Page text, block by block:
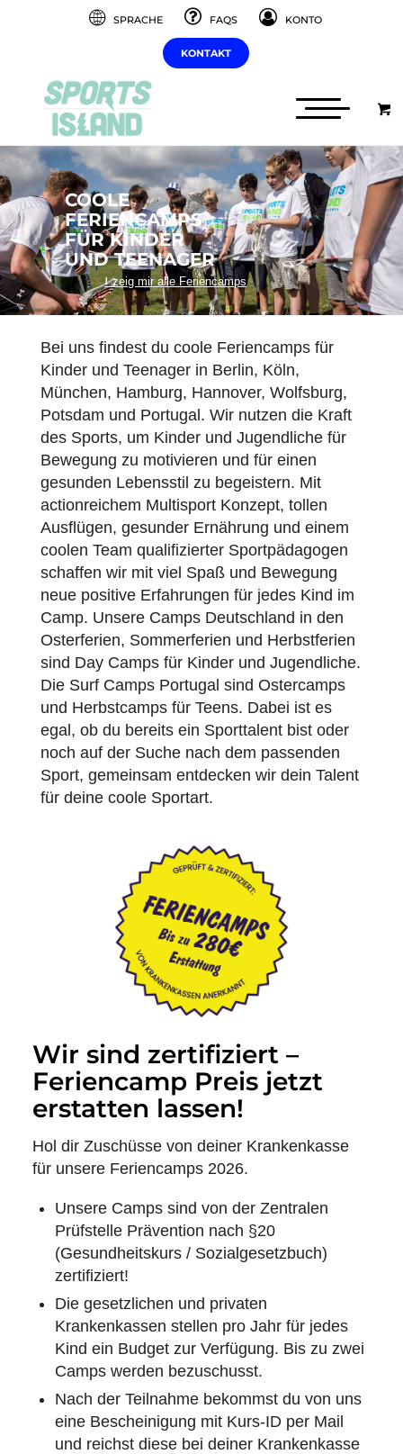
SPRACHE FAQS KONTO
KONTAKT
COOLE
FERIENCAMPS
FÜR KINDER
UND TEENAGER
⭣ zeig mir alle Feriencamps
Bei uns findest du coole Feriencamps für
Kinder und Teenager in Berlin, Köln,
München, Hamburg, Hannover, Wolfsburg,
Potsdam und Portugal. Wir nutzen die Kraft
des Sports, um Kinder und Jugendliche für
Bewegung zu motivieren und für einen
gesunden Lebensstil zu begeistern. Mit
actionreichem Multisport Konzept, tollen
Ausflügen, gesunder Ernährung und einem
coolen Team qualifizierter Sportpädagogen
schaffen wir mit viel Spaß und Bewegung
neue positive Erfahrungen für jedes Kind im
Camp. Unsere Camps Deutschland in den
Osterferien, Sommerferien und Herbstferien
sind Day Camps für Kinder und Jugendliche.
Die Surf Camps Portugal sind Ostercamps
und Herbstcamps für Teens. Dabei ist es
egal, ob du bereits ein Sporttalent bist oder
noch auf der Suche nach dem passenden
Sport, gemeinsam entdecken wir dein Talent
für deine coole Sportart.
Wir sind zertifiziert –
Feriencamp Preis jetzt
erstatten lassen!
Hol dir Zuschüsse von deiner Krankenkasse
für unsere Feriencamps 2026.
Unsere Camps sind von der Zentralen
Prüfstelle Prävention nach §20
(Gesundheitskurs / Sozialgesetzbuch)
zertifiziert!
Die gesetzlichen und privaten
Krankenkassen stellen pro Jahr für jedes
Kind ein Budget zur Verfügung. Bis zu zwei
Camps werden bezuschusst.
Nach der Teilnahme bekommst du von uns
eine Bescheinigung mit Kurs-ID per Mail
und reichst diese bei deiner Krankenkasse